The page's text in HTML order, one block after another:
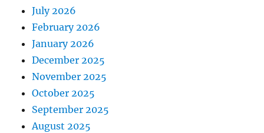
July 2026
February 2026
January 2026
December 2025
November 2025
October 2025
September 2025
August 2025